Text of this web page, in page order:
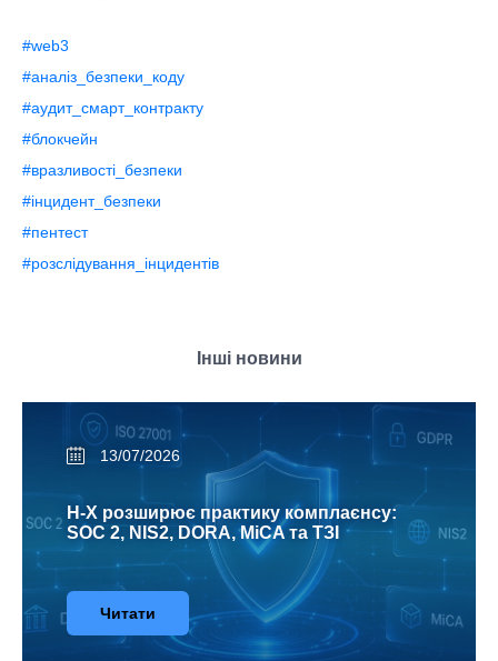
#web3
#аналіз_безпеки_коду
#аудит_смарт_контракту
#блокчейн
#вразливості_безпеки
#інцидент_безпеки
#пентест
#розслідування_інцидентів
Інші новини
13/07/2026
H-X розширює практику комплаєнсу:
SOC 2, NIS2, DORA, MiCA та ТЗІ
Читати